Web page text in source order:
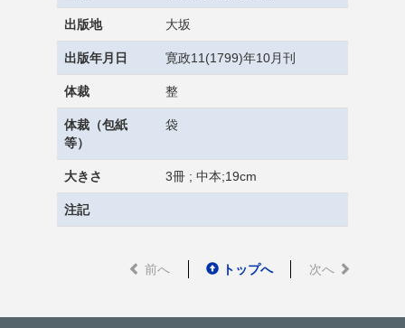
出版地 大坂
出版年月日 寛政11(1799)年10月刊
体裁 整
体裁（包紙
等）
袋
大きさ 3冊 ; 中本;19cm
注記
前へ トップへ 次へ